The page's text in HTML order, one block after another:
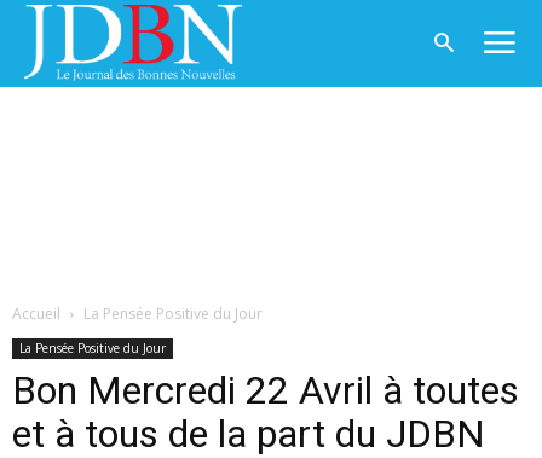
Accueil La Pensée Positive du Jour
La Pensée Positive du Jour
Bon Mercredi 22 Avril à toutes
et à tous de la part du JDBN